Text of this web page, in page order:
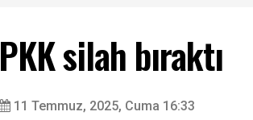
PKK silah bıraktı
11 Temmuz, 2025, Cuma 16:33